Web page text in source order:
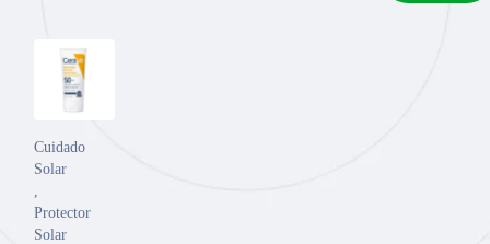
ESTÁ PROBADO
8 horas
* 24 mujeres caucásicas con piel grasa en el rostro.
Cuidado
Solar
Protector
Solar